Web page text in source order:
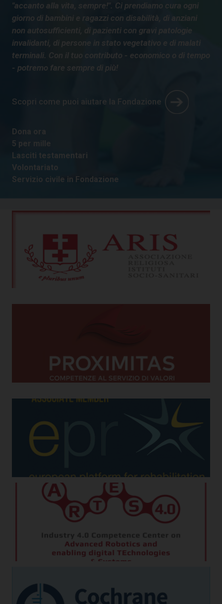
"accanto alla vita, sempre!". Ci prendiamo cura ogni
giorno di bambini e ragazzi con disabilità, di anziani
non autosufficienti, di pazienti con gravi patologie
invalidanti, di persone in stato vegetativo e di malati
terminali. Con il tuo contributo - economico o di tempo
- potremo fare sempre di più!
Scopri come puoi aiutare la Fondazione
Dona ora
5 per mille
Lasciti testamentari
Volontariato
Servizio civile in Fondazione